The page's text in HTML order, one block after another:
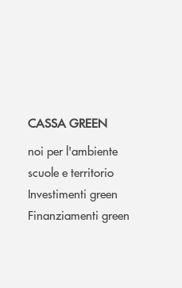
CASSA GREEN
noi per l'ambiente
scuole e territorio
Investimenti green
Finanziamenti green